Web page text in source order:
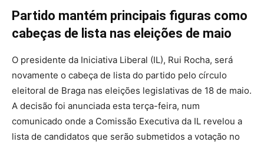
Partido mantém principais figuras como
cabeças de lista nas eleições de maio
O presidente da Iniciativa Liberal (IL), Rui Rocha, será
novamente o cabeça de lista do partido pelo círculo
eleitoral de Braga nas eleições legislativas de 18 de maio.
A decisão foi anunciada esta terça-feira, num
comunicado onde a Comissão Executiva da IL revelou a
lista de candidatos que serão submetidos a votação no